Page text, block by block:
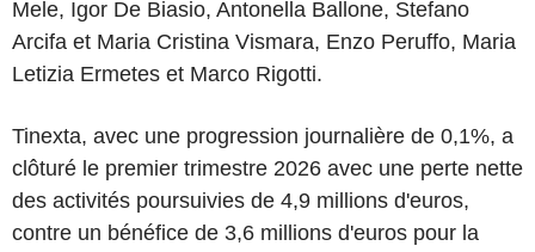
Mele, Igor De Biasio, Antonella Ballone, Stefano
Arcifa et Maria Cristina Vismara, Enzo Peruffo, Maria
Letizia Ermetes et Marco Rigotti.
Tinexta, avec une progression journalière de 0,1%, a
clôturé le premier trimestre 2026 avec une perte nette
des activités poursuivies de 4,9 millions d'euros,
contre un bénéfice de 3,6 millions d'euros pour la